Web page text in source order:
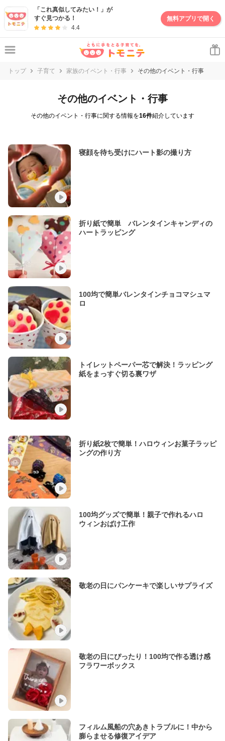
「これ真似してみたい！」が
すぐ見つかる！
4.4
無料アプリで開く
トップ 子育て 家族のイベント・行事 その他のイベント・行事
その他のイベント・行事
その他のイベント・行事に関する情報を16件紹介しています
寝顔を待ち受けにハート影の撮り方
折り紙で簡単 バレンタインキャンディの
ハートラッピング
100均で簡単バレンタインチョコマシュマ
ロ
トイレットペーパー芯で解決！ラッピング
紙をまっすぐ切る裏ワザ
折り紙2枚で簡単！ハロウィンお菓子ラッピ
ングの作り方
100均グッズで簡単！親子で作れるハロ
ウィンおばけ工作
敬老の日にパンケーキで楽しいサプライズ
敬老の日にぴったり！100均で作る透け感
フラワーボックス
フィルム風船の穴あきトラブルに！中から
膨らませる修復アイデア